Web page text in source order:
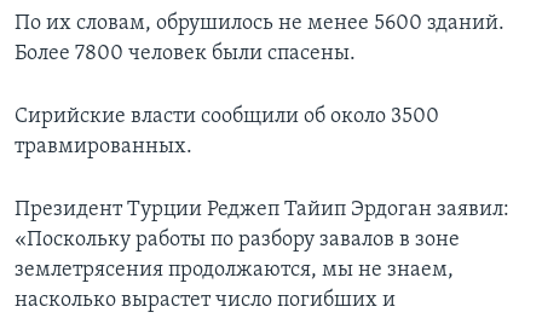
По их словам, обрушилось не менее 5600 зданий.
Более 7800 человек были спасены.
Сирийские власти сообщили об около 3500
травмированных.
Президент Турции Реджеп Тайип Эрдоган заявил:
«Поскольку работы по разбору завалов в зоне
землетрясения продолжаются, мы не знаем,
насколько вырастет число погибших и